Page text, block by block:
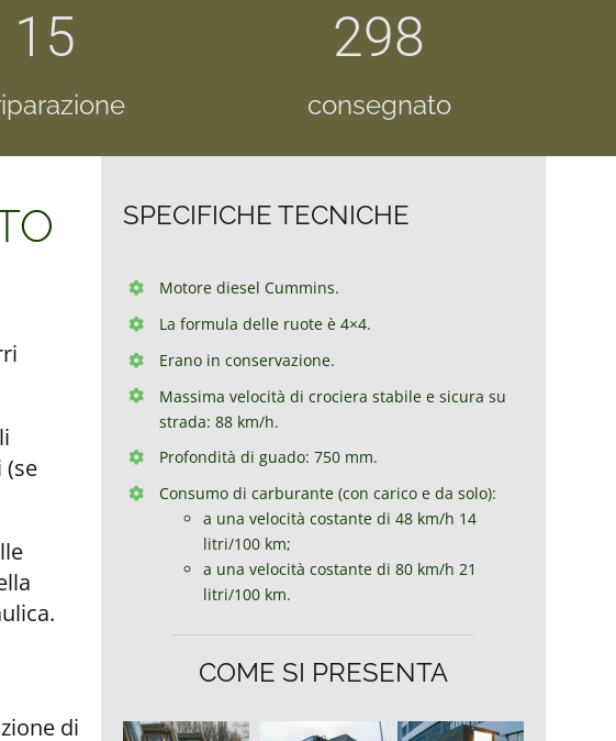
15 298
consegnato
di
SPECIFICHE TECNICHE
Motore diesel Cummins.
La formula delle ruote è 4×4.
Erano in conservazione.
Massima velocità di crociera stabile e sicura su
strada:88 km/h.
Profondità di guado: 750 mm.
Consumo di carburante (con carico e da solo):
a una velocità costante di 48 km/h 14
litri/100 km;
a una velocità costante di 80 km/h 21
litri/100 km.
COME SI PRESENTA